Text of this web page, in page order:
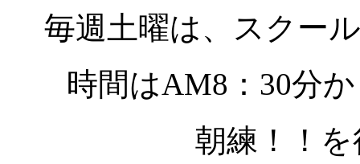
毎週土曜は、スクー
時間はAM8：30分
朝練！！